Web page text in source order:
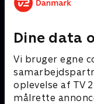
Dine data
Vi bruger egne
oplevelse af TV
målrette
Andre så også